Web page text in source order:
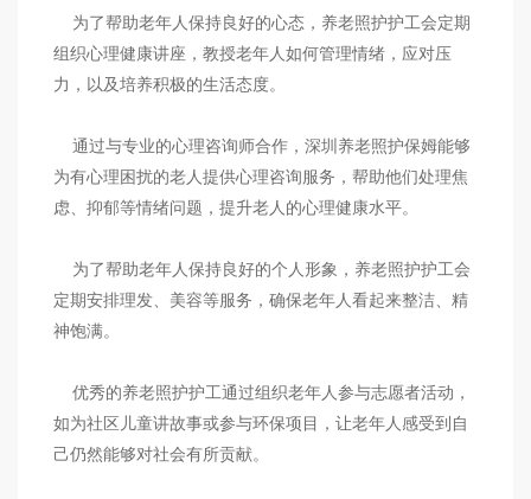
为了帮助老年人保持良好的心态，养老照护护工会定期
组织心理健康讲座，教授老年人如何管理情绪，应对压
力，以及培养积极的生活态度。
通过与专业的心理咨询师合作，深圳养老照护保姆能够
为有心理困扰的老人提供心理咨询服务，帮助他们处理焦
虑、抑郁等情绪问题，提升老人的心理健康水平。
为了帮助老年人保持良好的个人形象，养老照护护工会
定期安排理发、美容等服务，确保老年人看起来整洁、精
神饱满。
优秀的养老照护护工通过组织老年人参与志愿者活动，
如为社区儿童讲故事或参与环保项目，让老年人感受到自
己仍然能够对社会有所贡献。